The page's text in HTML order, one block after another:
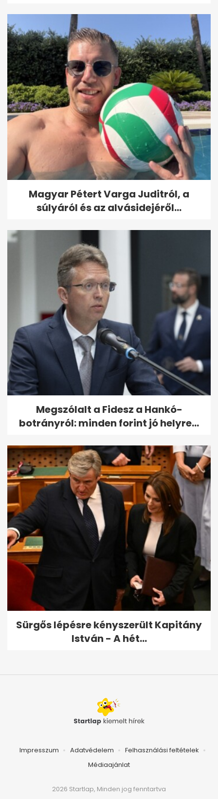
Magyar Pétert Varga Juditról, a
súlyáról és az alvásidejéről...
Megszólalt a Fidesz a Hankó-
botrányról: minden forint jó helyre...
Sürgős lépésre kényszerült Kapitány
István - A hét...
Impresszum Adatvédelem
Felhasználási feltételek
Médiaajánlat
2026 Startlap, Minden jog fenntartva